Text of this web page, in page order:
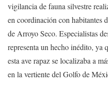
vigilancia de fauna silvestre
en coordinación con habitantes
de Arroyo Seco. Especialistas
representa un hecho inédito, ya
esta ave rapaz se localizaba a
en la vertiente del Golfo de